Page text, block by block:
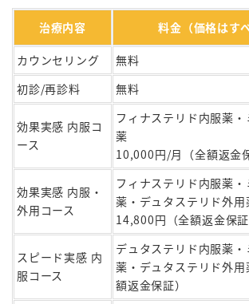
治療内容 料金（価格はす
カウンセリング
無料
初診/再診料
無料
効果実感 内服コ
ース
フィナステリド内服薬
薬
10,000円/月（全額返金
効果実感 内服・
外用コース
フィナステリド内服薬
薬・デュタステリド外用
14,800円（全額返金保証
スピード実感 内
服コース
デュタステリド内服薬
薬・デュタステリド外
額返金保証）